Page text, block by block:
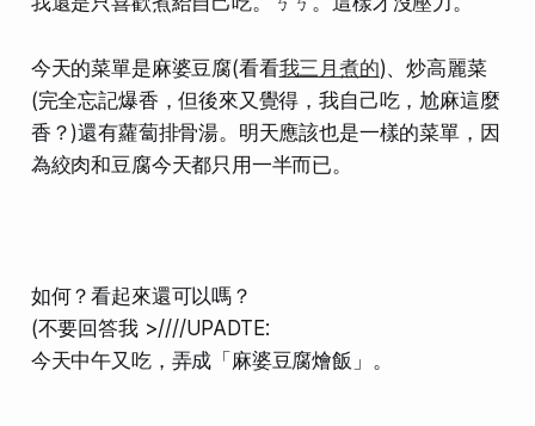
今天的菜單是麻婆豆腐(看看我三月煮的)、炒高麗菜
(完全忘記爆香，但後來又覺得，我自己吃，尬麻這麼
香？)還有蘿蔔排骨湯。明天應該也是一樣的菜單，因
為絞肉和豆腐今天都只用一半而已。
如何？看起來還可以嗎？
(不要回答我 >////UPADTE:
今天中午又吃，弄成「麻婆豆腐燴飯」。